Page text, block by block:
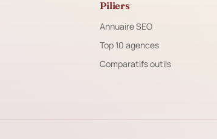
Piliers
Annuaire SEO
Top 10 agences
Comparatifs outils